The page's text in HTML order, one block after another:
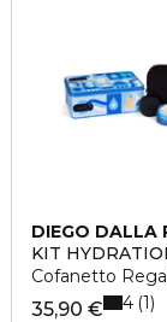
DIEGO DALLA
KIT
Cofanetto
35,90 €
4 1